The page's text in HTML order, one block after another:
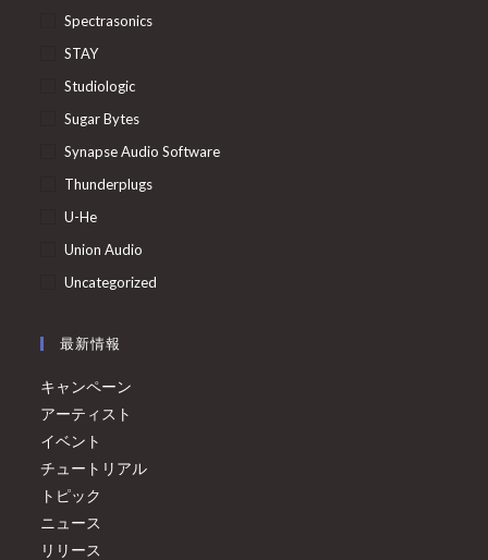
Spectrasonics
STAY
Studiologic
Sugar Bytes
Synapse Audio Software
Thunderplugs
U-He
Union Audio
Uncategorized
最新情報
キャンペーン
アーティスト
イベント
チュートリアル
トピック
ニュース
リリース